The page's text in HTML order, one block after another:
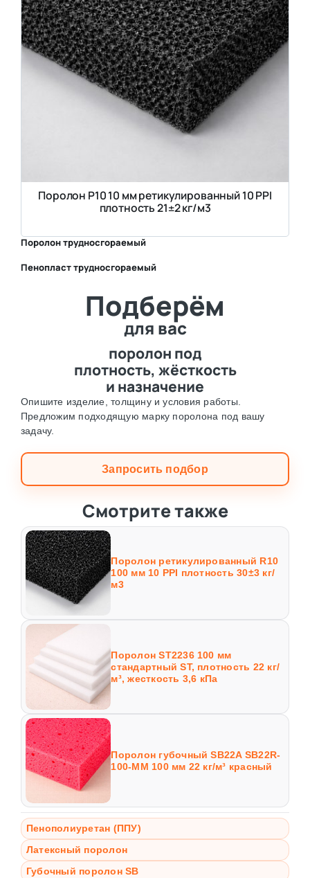
Поролон P10 10 мм ретикулированный 10 PPI
плотность 21±2 кг/м3
Поролон трудносгораемый
Пенопласт трудносгораемый
Подберём
для вас
поролон под
плотность, жёсткость
и назначение
Опишите изделие, толщину и условия работы.
Предложим подходящую марку поролона под вашу
задачу.
Запросить подбор
Смотрите также
Поролон ретикулированный R10
100 мм 10 PPI плотность 30±3 кг/
м3
Поролон ST2236 100 мм
стандартный ST, плотность 22 кг/
м³, жесткость 3,6 кПа
Поролон губочный SB22A SB22R-
100-MM 100 мм 22 кг/м³ красный
Пенополиуретан (ППУ)
Латексный поролон
Губочный поролон SB